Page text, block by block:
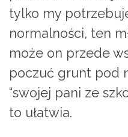
tylko my
normalności, ten
może on przede
poczuć grunt pod
“swojej pani ze
to ułatwia.